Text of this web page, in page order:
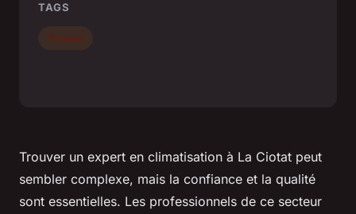
Trouver un expert en climatisation à La Ciotat peut
sembler complexe, mais la confiance et la qualité
sont essentielles. Les professionnels de ce secteur
TAGS
Travaux